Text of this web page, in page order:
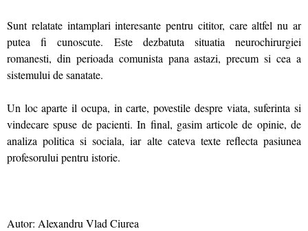
Sunt relatate intamplari interesante pentru cititor, care altfel nu ar
putea fi cunoscute. Este dezbatuta situatia neurochirurgiei
romanesti, din perioada comunista pana astazi, precum si cea a
sistemului de sanatate.
Un loc aparte il ocupa, in carte, povestile despre viata, suferinta si
vindecare spuse de pacienti. In final, gasim articole de opinie, de
analiza politica si sociala, iar alte cateva texte reflecta pasiunea
profesorului pentru istorie.
Autor: Alexandru Vlad Ciurea